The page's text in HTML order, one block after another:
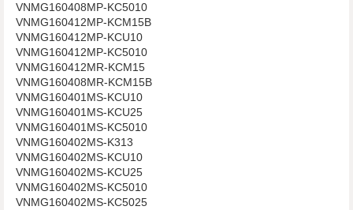
VNMG160408MP-KC5010
VNMG160412MP-KCM15B
VNMG160412MP-KCU10
VNMG160412MP-KC5010
VNMG160412MR-KCM15
VNMG160408MR-KCM15B
VNMG160401MS-KCU10
VNMG160401MS-KCU25
VNMG160401MS-KC5010
​​​​​​​VNMG160402MS-K313
VNMG160402MS-KCU10
VNMG160402MS-KCU25
VNMG160402MS-KC5010
VNMG160402MS-KC5025